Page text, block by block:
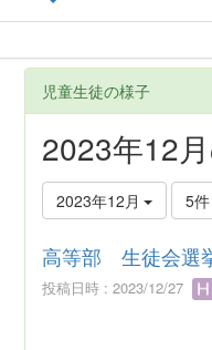
児童生徒の様子
2023年12
2023年12月 5件
高等部 生徒会選
投稿日時 : 2023/12/27